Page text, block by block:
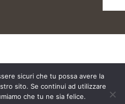
sicuri che tu possa avere la
sito. Se continui ad utilizzare
che tu ne sia felice.